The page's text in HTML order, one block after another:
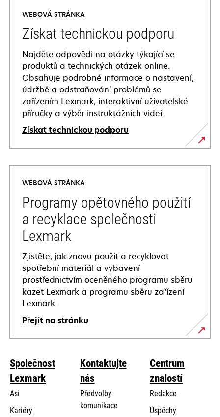
WEBOVÁ STRÁNKA
Získat technickou podporu
Najděte odpovědi na otázky týkající se
produktů a technických otázek online.
Obsahuje podrobné informace o nastavení,
údržbě a odstraňování problémů se
zařízením Lexmark, interaktivní uživatelské
příručky a výběr instruktážních videí.
Získat technickou podporu
opens
in
new
tab
WEBOVÁ STRÁNKA
Programy opětovného použití
a recyklace společnosti
Lexmark
Zjistěte, jak znovu použít a recyklovat
spotřební materiál a vybavení
prostřednictvím oceněného programu sběru
kazet Lexmark a programu sběru zařízení
Lexmark.
Přejít na stránku
Společnost
Lexmark
Asi
Kariéry
Kontaktujte
nás
Předvolby
komunikace
Centrum
znalostí
Redakce
Úspěchy